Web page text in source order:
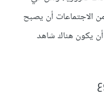
الاجتماعات أن يصبح
يكون هناك شاهد